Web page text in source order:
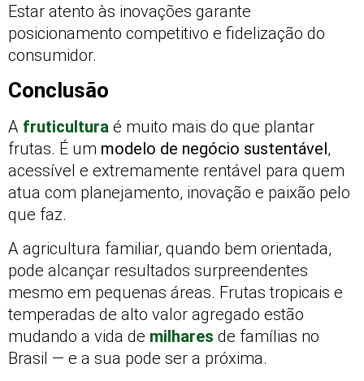
Estar atento às inovações garante
posicionamento competitivo e fidelização do
consumidor.
Conclusão
A fruticultura é muito mais do que plantar
frutas. É um modelo de negócio sustentável,
acessível e extremamente rentável para quem
atua com planejamento, inovação e paixão pelo
que faz.
A agricultura familiar, quando bem orientada,
pode alcançar resultados surpreendentes
mesmo em pequenas áreas. Frutas tropicais e
temperadas de alto valor agregado estão
mudando a vida de milhares de famílias no
Brasil — e a sua pode ser a próxima.